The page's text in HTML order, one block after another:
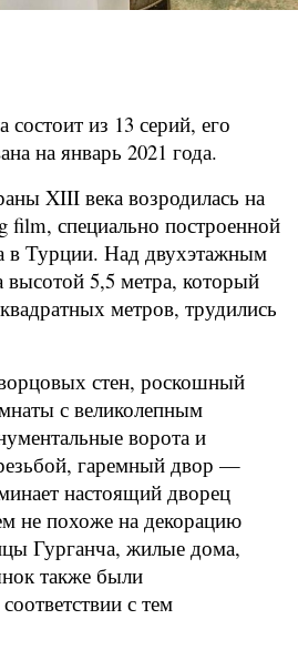
состоит из 13 серий, его
на январь 2021 года.
XIII века возродилась на
film, специально построенной
в Турции. Над двухэтажным
5,5 метра, который
метров, трудились
стен, роскошный
с великолепным
ворота и
гаремный двор —
настоящий дворец
не похоже на декорацию
Гурганча, жилые дома,
также были
с тем